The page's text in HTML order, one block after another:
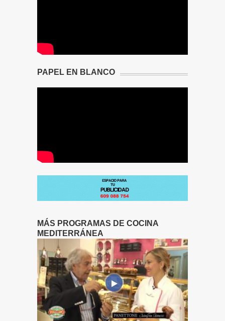
PAPEL EN BLANCO
MÁS PROGRAMAS DE COCINA
MEDITERRÁNEA